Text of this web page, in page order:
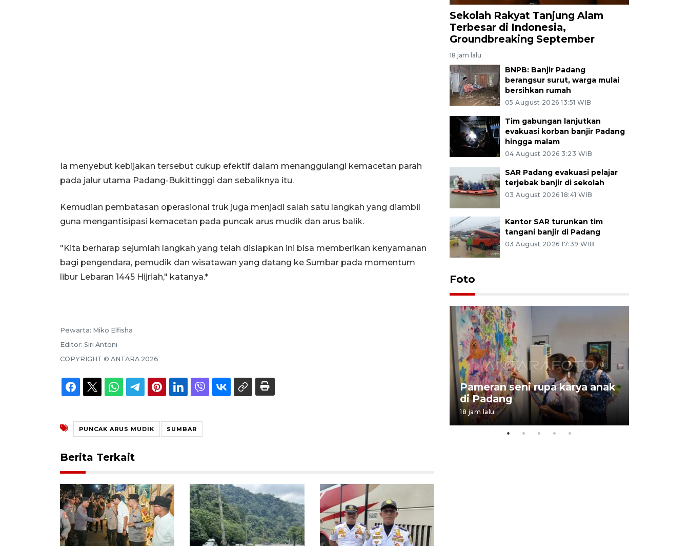
Ia menyebut kebijakan tersebut cukup efektif dalam menanggulangi kemacetan parah
pada jalur utama Padang-Bukittinggi dan sebaliknya itu.
Kemudian pembatasan operasional truk juga menjadi salah satu langkah yang diambil
guna mengantisipasi kemacetan pada puncak arus mudik dan arus balik.
"Kita berharap sejumlah langkah yang telah disiapkan ini bisa memberikan kenyamanan
bagi pengendara, pemudik dan wisatawan yang datang ke Sumbar pada momentum
libur Lebaran 1445 Hijriah," katanya.*
Pewarta: Miko Elfisha
Editor: Siri Antoni
COPYRIGHT © ANTARA 2026
PUNCAK ARUS MUDIK SUMBAR
Berita Terkait
Sekolah Rakyat Tanjung Alam
Terbesar di Indonesia,
Groundbreaking September
18 jam lalu
BNPB: Banjir Padang
berangsur surut, warga mulai
bersihkan rumah
05 August 2026 13:51 WIB
Tim gabungan lanjutkan
evakuasi korban banjir Padang
hingga malam
04 August 2026 3:23 WIB
SAR Padang evakuasi pelajar
terjebak banjir di sekolah
03 August 2026 18:41 WIB
Kantor SAR turunkan tim
tangani banjir di Padang
03 August 2026 17:39 WIB
Foto
Pameran seni rupa karya anak
di Padang
18 jam lalu